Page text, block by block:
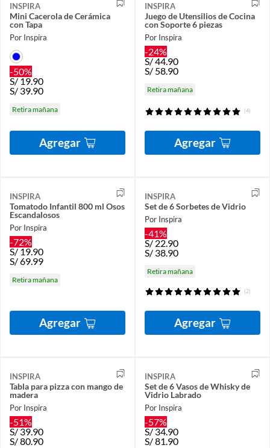
INSPIRA
Mini Cacerola de Cerámica
con Tapa
Por Inspira
-50%
S/19.90
S/ 39.90
Retira mañana
Agregar
INSPIRA
Juego de Utensilios de Cocina
con Soporte 6 piezas
Por Inspira
-24%
S/44.90
S/ 58.90
Retira mañana
(4)
Agregar
INSPIRA
Tomatodo Infantil 800 ml Osos
Escandalosos
Por Inspira
-72%
S/19.90
S/69.99
Retira mañana
Agregar
INSPIRA
Set de 6 Sorbetes de Vidrio
Por Inspira
-41%
S/22.90
S/ 38.90
Retira mañana
(2)
Agregar
INSPIRA
Tabla para pizza con mango de
madera
Por Inspira
-51%
S/ 39.90
S/80.90
INSPIRA
Set de 6 Vasos de Whisky de
Vidrio Labrado
Por Inspira
-57%
S/ 34.90
S/81.90